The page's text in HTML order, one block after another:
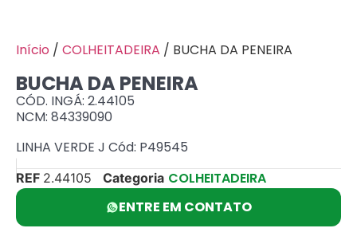
Início / COLHEITADEIRA / BUCHA DA PENEIRA
BUCHA DA PENEIRA
CÓD. INGÁ: 2.44105
NCM: 84339090
LINHA VERDE J Cód: P49545
REF 2.44105 Categoria COLHEITADEIRA
ENTRE EM CONTATO